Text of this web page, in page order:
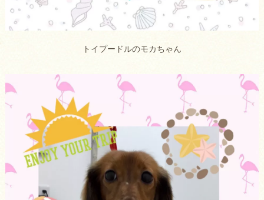
トイプードルのモカちゃん